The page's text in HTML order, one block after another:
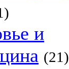
и
(21)